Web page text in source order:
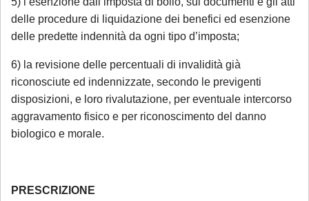
delle procedure di liquidazione dei benefici ed esenzione
delle predette indennità da ogni tipo d’imposta;
6) la revisione delle percentuali di invalidità già
riconosciute ed indennizzate, secondo le previgenti
disposizioni, e loro rivalutazione, per eventuale intercorso
aggravamento fisico e per riconoscimento del danno
biologico e morale.
PRESCRIZIONE
un compenso di€ 180,00, in ragione del
periodo di chiusura dello Studio.Si precisa
che tale maggiorazione non comporta un
trattamento prioritario: l'appuntamento
sarà calendarizzato in base alla disponibilità
dei professionisti, in relazione all'urgenza
della questione posta. Se interessato, si